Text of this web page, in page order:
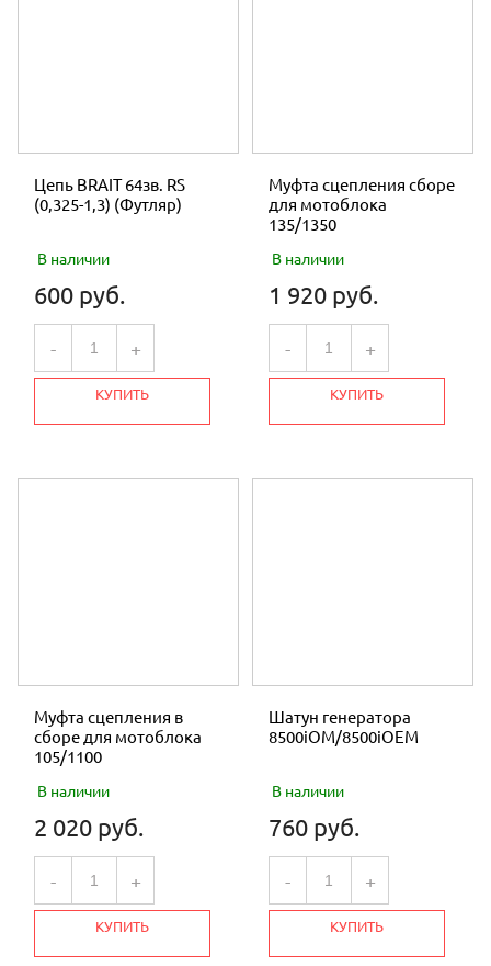
Цепь BRAIT 64зв. RS
(0,325-1,3) (Футляр)
В наличии
600 руб.
- +
КУПИТЬ
Муфта сцепления сборе
для мотоблока
135/1350
В наличии
1 920 руб.
- +
КУПИТЬ
Муфта сцепления в
сборе для мотоблока
105/1100
В наличии
2 020 руб.
- +
КУПИТЬ
Шатун генератора
8500iOM/8500iOEM
В наличии
760 руб.
- +
КУПИТЬ